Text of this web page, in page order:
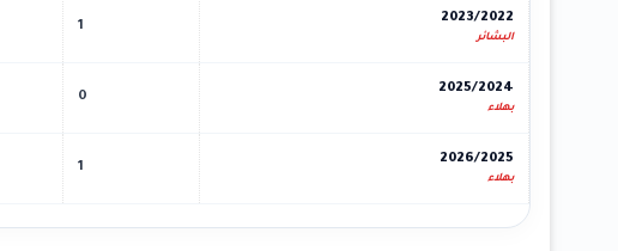
2023/2022
البشائر
1
2025/2024
بهلاء
0
2026/2025
بهلاء
1